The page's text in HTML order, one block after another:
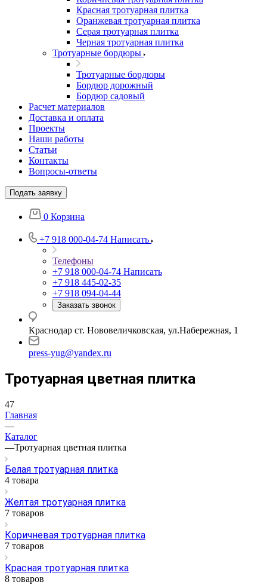
Красная тротуарная плитка
Оранжевая тротуарная плитка
Серая тротуарная плитка
Черная тротуарная плитка
Тротуарные бордюры
Тротуарные бордюры
Бордюр дорожный
Бордюр садовый
Расчет материалов
Доставка и оплата
Проекты
Наши работы
Статьи
Контакты
Вопросы-ответы
Подать заявку
0 Корзина
+7 918 000-04-74 Написать
Телефоны
+7 918 000-04-74 Написать
+7 918 445-02-35
+7 918 094-04-44
Заказать звонок
Краснодар ст. Нововеличковская, ул.Набережная, 1
press-yug@yandex.ru
Тротуарная цветная плитка
47
Главная
—
Каталог
—Тротуарная цветная плитка
Белая тротуарная плитка
4 товара
Желтая тротуарная плитка
7 товаров
Коричневая тротуарная плитка
7 товаров
Красная тротуарная плитка
8 товаров